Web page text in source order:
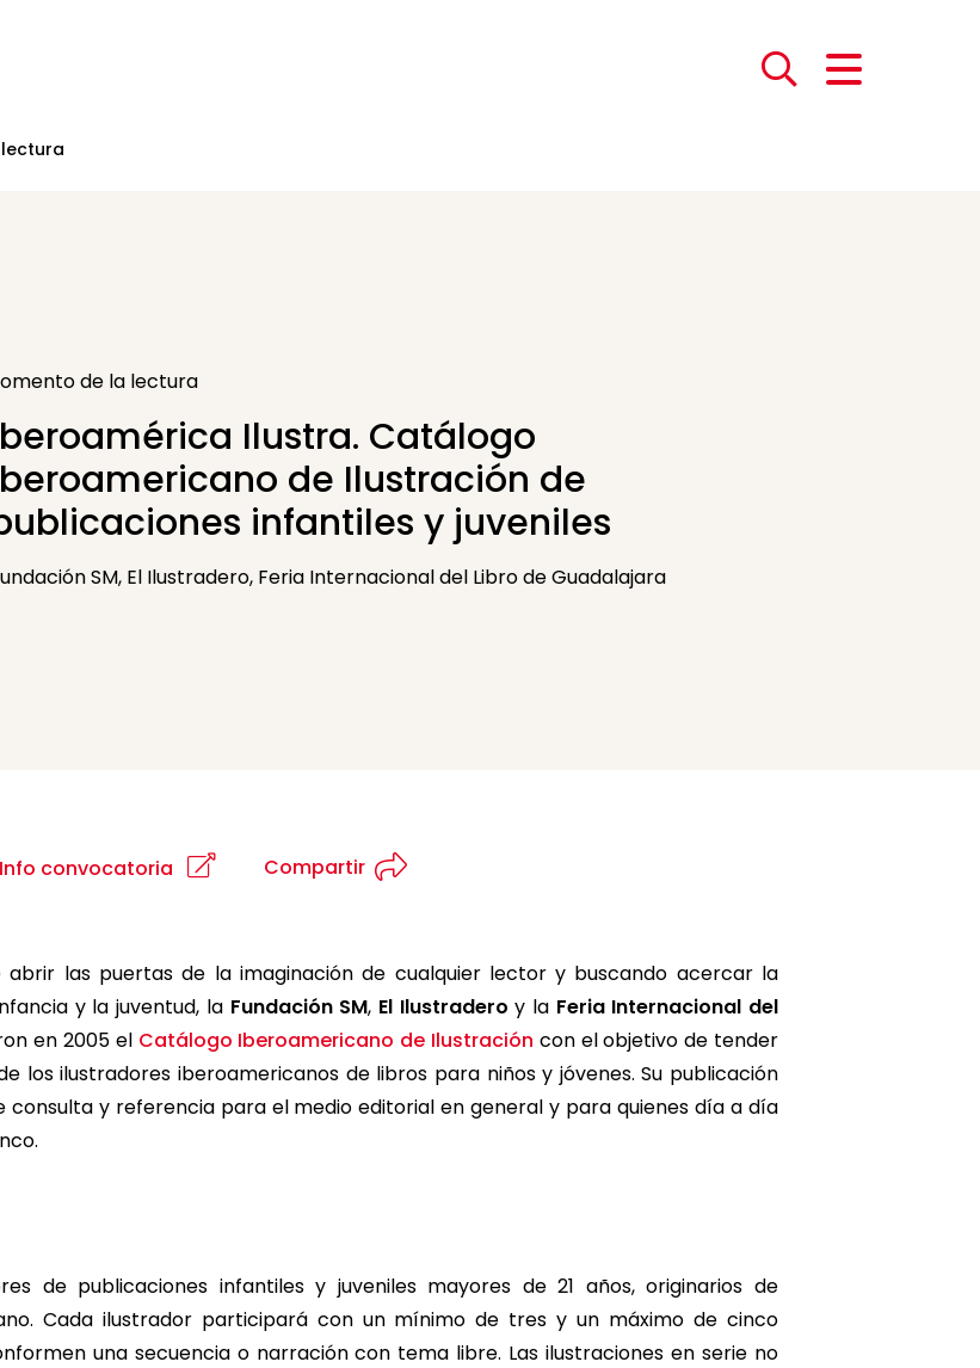
de la lectura
Ilustra. Catálogo
de Ilustración de
infantiles y juveniles
SM, El Ilustradero, Feria Internacional del Libro de Guadalajara
Info convocatoria Compartir
abrir las puertas de la imaginación de cualquier lector y buscando acercar la
y la juventud, la Fundación SM, El Ilustraderoy la Feria Internacional del
en 2005 el Catálogo Iberoamericano de Ilustración con el objetivo de tender
los ilustradores iberoamericanos de libros para niños y jóvenes. Su publicación
consulta y referencia para el medio editorial en general y para quienes día a día
de publicaciones infantiles y juveniles mayores de 21 años, originarios de
Cada ilustrador participará con un mínimo de tres y un máximo de cinco
una secuencia o narración con tema libre. Las ilustraciones en serie no